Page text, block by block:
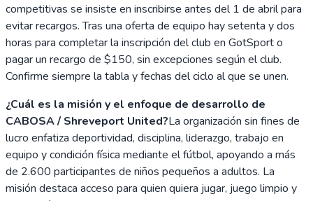
competitivas se insiste en inscribirse antes del 1 de abril para
evitar recargos. Tras una oferta de equipo hay setenta y dos
horas para completar la inscripción del club en GotSport o
pagar un recargo de $150, sin excepciones según el club.
Confirme siempre la tabla y fechas del ciclo al que se unen.
¿Cuál es la misión y el enfoque de desarrollo de
CABOSA / Shreveport United?La organización sin fines de
lucro enfatiza deportividad, disciplina, liderazgo, trabajo en
equipo y condición física mediante el fútbol, apoyando a más
de 2.600 participantes de niños pequeños a adultos. La
misión destaca acceso para quien quiera jugar, juego limpio y